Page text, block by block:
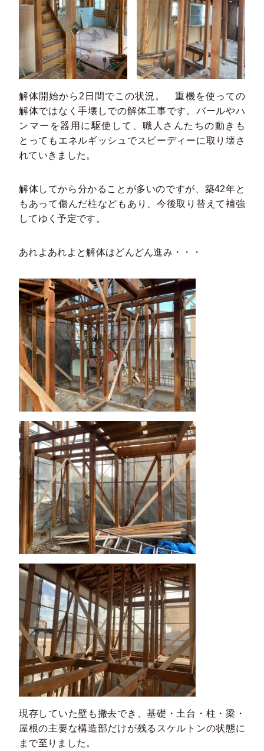
解体開始から2日間でこの状況。 重機を使っての
解体ではなく手壊しでの解体工事です。バールやハ
ンマーを器用に駆使して、職人さんたちの動きも
とってもエネルギッシュでスピーディーに取り壊さ
れていきました。
解体してから分かることが多いのですが、築42年と
もあって傷んだ柱などもあり、今後取り替えて補強
してゆく予定です。
あれよあれよと解体はどんどん進み・・・
現存していた壁も撤去でき、基礎・土台・柱・梁・
屋根の主要な構造部だけが残るスケルトンの状態に
まで至りました。